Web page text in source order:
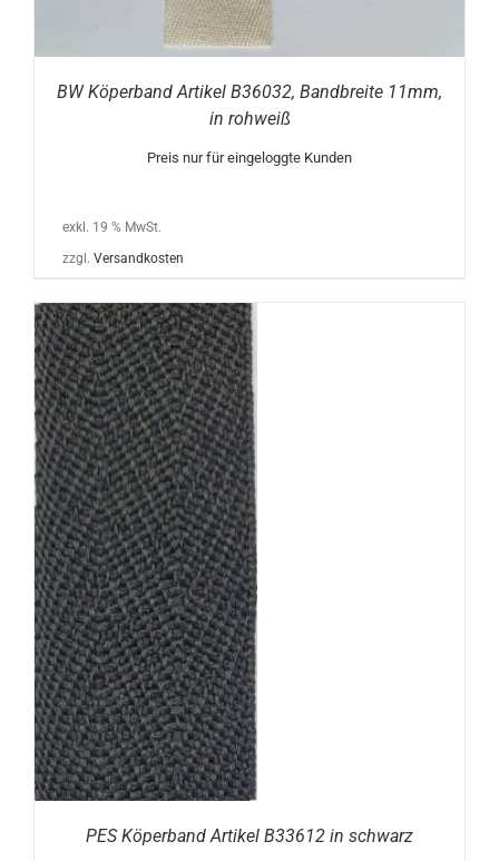
BW Köperband Artikel B36032, Bandbreite 11mm,
in rohweiß
Preis nur für eingeloggte Kunden
exkl. 19 % MwSt.
zzgl. Versandkosten
PES Köperband Artikel B33612 in schwarz